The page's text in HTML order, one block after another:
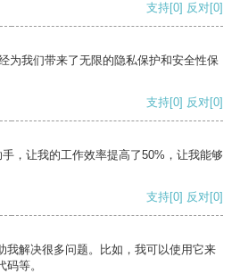
支持[0] 反对[0]
为我们带来了无限的隐私保护和安全性保
支持[0] 反对[0]
，让我的工作效率提高了50%，让我能够
支持[0] 反对[0]
我解决很多问题。比如，我可以使用它来
等。